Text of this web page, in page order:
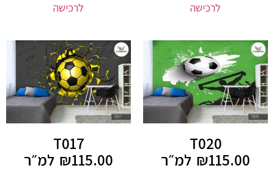
לרכישה לרכישה
T020
₪115.00 למ״ר
T017
₪115.00 למ״ר